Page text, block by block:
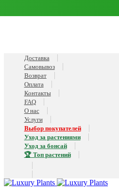
Доставка
Самовывоз
Возврат
Оплата
Контакты
FAQ
О нас
Услуги
Выбор покупателей
Уход за растениями
Уход за бонсай
🏆 Топ растений